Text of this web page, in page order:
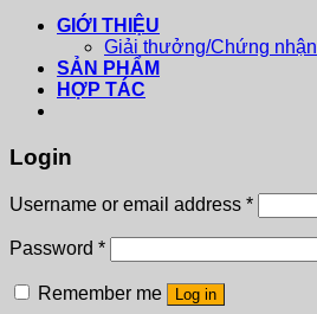
GIỚI THIỆU
Giải thưởng/Chứng nhận
SẢN PHẨM
HỢP TÁC
Login
Username or email address *
Password *
Remember me Log in